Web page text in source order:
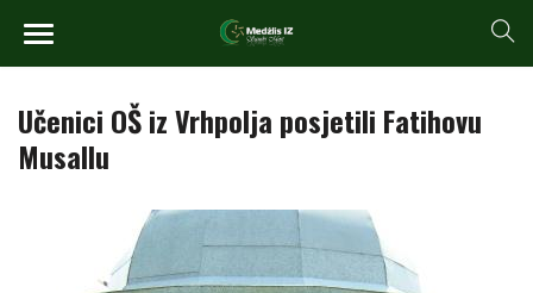
Učenici OŠ iz Vrhpolja posjetili Fatihovu
Musallu